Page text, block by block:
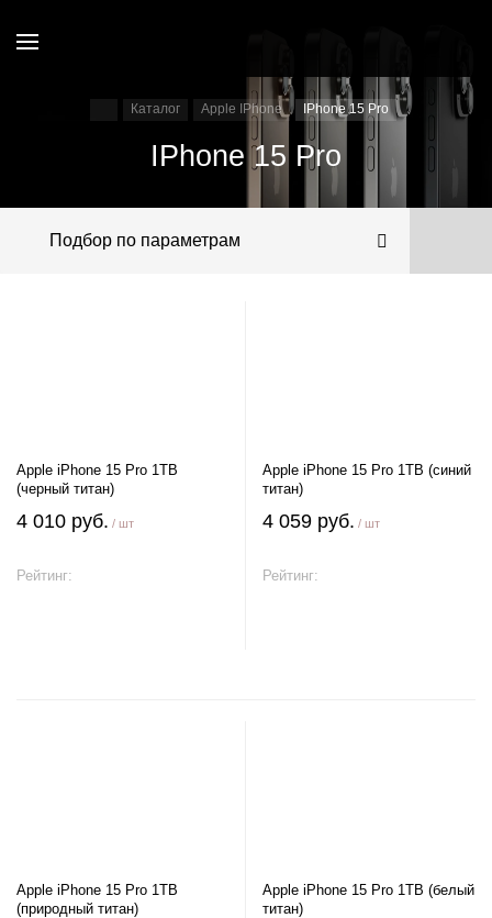
Каталог Apple IPhone IPhone 15 Pro
IPhone 15 Pro
Подбор по параметрам
Apple iPhone 15 Pro 1TB
(черный титан)
4 010 руб. / шт
Рейтинг:
Apple iPhone 15 Pro 1TB (синий
титан)
4 059 руб. / шт
Рейтинг:
Apple iPhone 15 Pro 1TB
(природный титан)
Apple iPhone 15 Pro 1TB (белый
титан)